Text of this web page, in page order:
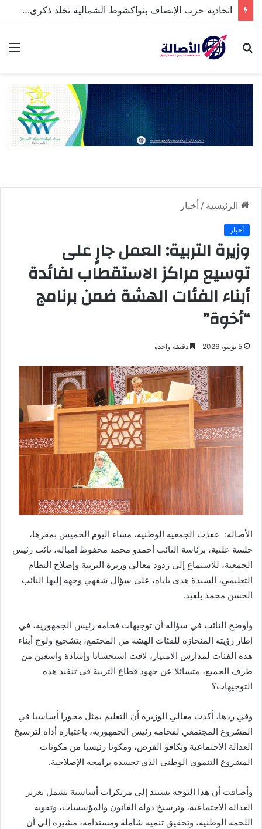
اتحادية حزب الإنصاف بنواكشوط الشمالية تخلد ذكرى تنصيب رئيس الجمهورية
بحث
الرئيسية / أخبار
أخبار
وزيرة التربية: العمل جارٍ على
توسيع مراكز الاستقطاب لفائدة
أبناء الفئات الهشة ضمن برنامج
“أخوة”
5 يونيو، 2026 دقيقة واحدة
الأصالة: عقدت الجمعية الوطنية، مساء اليوم الخميس بمقرها،
جلسة علنية، برئاسة النائب أحمدو محمد محفوظ امباله، نائب رئيس
الجمعية، للاستماع إلى ردود معالي وزيرة التربية وإصلاح النظام
التعليمي، السيدة هدى باباه، على سؤال شفهي وجهه إليها النائب
الحسن محمد بلعيد.
وأوضح النائب في سؤاله أن توجيهات فخامة رئيس الجمهورية، في
إطار رؤيته المنحازة للفئات الهشة من المجتمع، بتشجيع ولوج أبناء
هذه الفئات لمدارس الامتياز، لاقت استحسانا وإشادة واسعين من
طرف الجميع، متسائلا عن جهود قطاع التربية في تنفيذ هذه
التوجيهات؟
وفي ردها، أكدت معالي الوزيرة أن التعليم يمثل محورا أساسيا في
المشروع المجتمعي لفخامة رئيس الجمهورية، باعتباره أداة لترسيخ
العدالة الاجتماعية وتكافؤ الفرص، ومكونا رئيسيا من مكونات
المشروع التنموي الوطني الذي تجسده برامجه الإصلاحية.
وأضافت أن هذا التوجه يستند إلى مرتكزات أساسية تشمل تعزيز
العدالة الاجتماعية، وترسيخ دولة القانون والمؤسسات، وتقوية
اللحمة الوطنية، وتحقيق تنمية شاملة ومستدامة، مشيرة إلى أن